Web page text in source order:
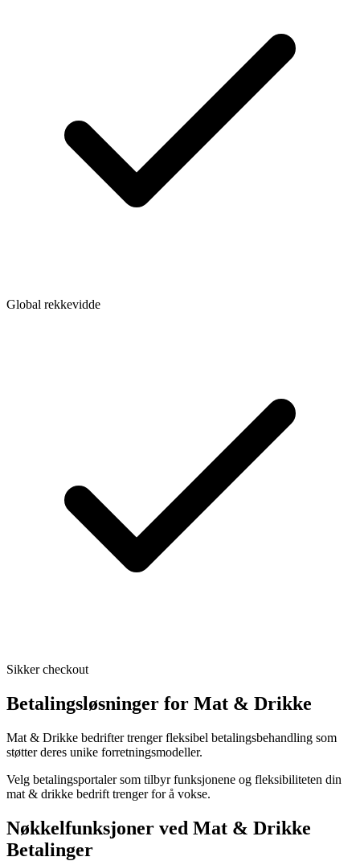
Global rekkevidde
Sikker checkout
Betalingsløsninger for Mat & Drikke
Mat & Drikke bedrifter trenger fleksibel betalingsbehandling som
støtter deres unike forretningsmodeller.
Velg betalingsportaler som tilbyr funksjonene og fleksibiliteten din
mat & drikke bedrift trenger for å vokse.
Nøkkelfunksjoner ved Mat & Drikke
Betalinger